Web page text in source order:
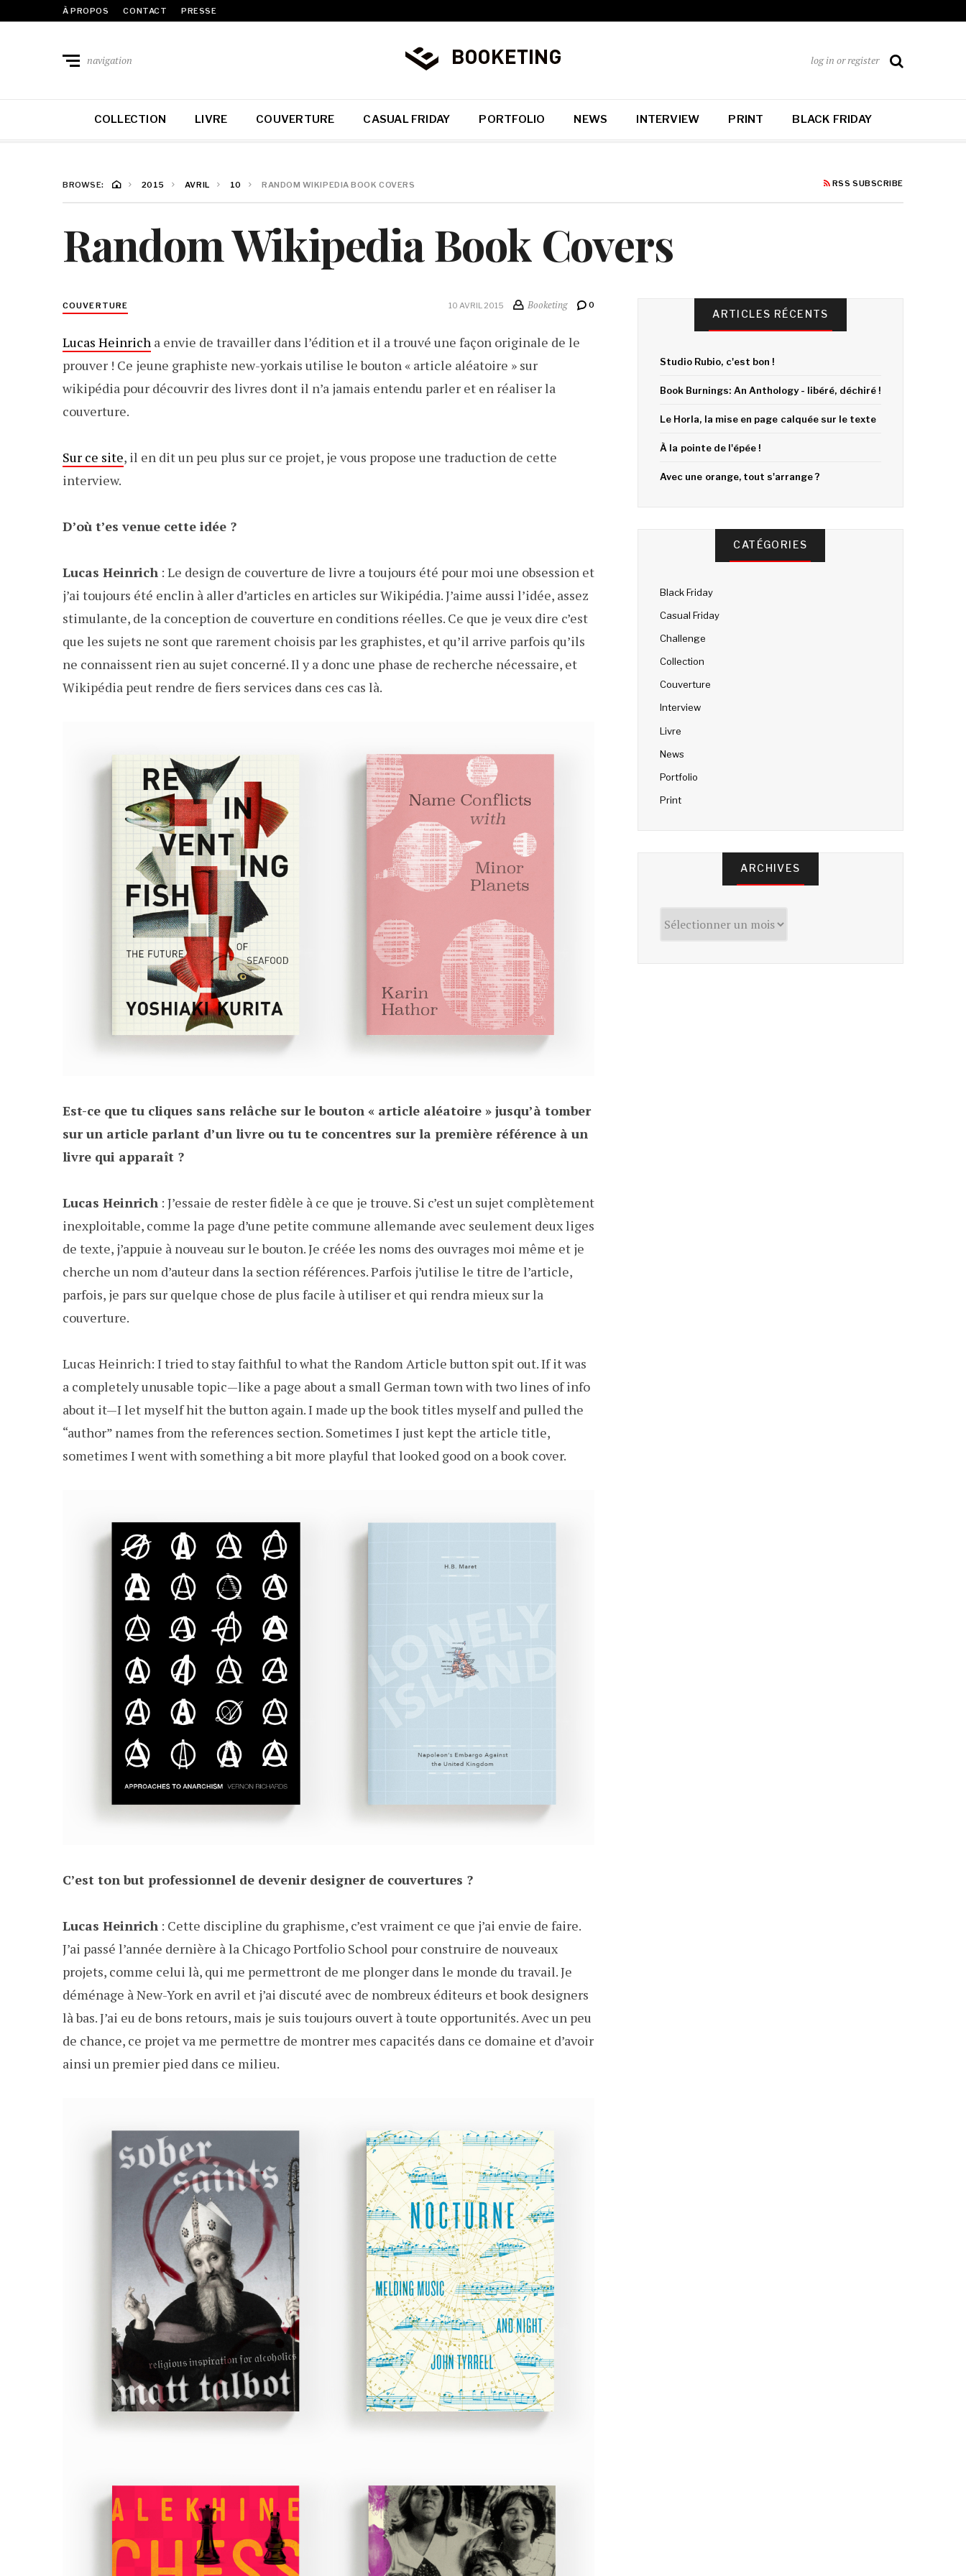
À PROPOS CONTACT PRESSE
navigation log in or register
COLLECTION LIVRE COUVERTURE CASUAL FRIDAY PORTFOLIO NEWS INTERVIEW PRINT BLACK FRIDAY
BROWSE: 2015 AVRIL 10 RANDOM WIKIPEDIA BOOK COVERS RSS SUBSCRIBE
Random Wikipedia Book Covers
COUVERTURE 10 AVRIL 2015 Booketing 0
Lucas Heinrich a envie de travailler dans l’édition et il a trouvé une façon originale de le
prouver ! Ce jeune graphiste new-yorkais utilise le bouton « article aléatoire » sur
wikipédia pour découvrir des livres dont il n’a jamais entendu parler et en réaliser la
couverture.
Sur ce site, il en dit un peu plus sur ce projet, je vous propose une traduction de cette
interview.
D’où t’es venue cette idée ?
Lucas Heinrich : Le design de couverture de livre a toujours été pour moi une obsession et
j’ai toujours été enclin à aller d’articles en articles sur Wikipédia. J’aime aussi l’idée, assez
stimulante, de la conception de couverture en conditions réelles. Ce que je veux dire c’est
que les sujets ne sont que rarement choisis par les graphistes, et qu’il arrive parfois qu’ils
ne connaissent rien au sujet concerné. Il y a donc une phase de recherche nécessaire, et
Wikipédia peut rendre de fiers services dans ces cas là.
Est-ce que tu cliques sans relâche sur le bouton « article aléatoire » jusqu’à tomber
sur un article parlant d’un livre ou tu te concentres sur la première référence à un
livre qui apparaît ?
Lucas Heinrich : J’essaie de rester fidèle à ce que je trouve. Si c’est un sujet complètement
inexploitable, comme la page d’une petite commune allemande avec seulement deux liges
de texte, j’appuie à nouveau sur le bouton. Je créée les noms des ouvrages moi même et je
cherche un nom d’auteur dans la section références. Parfois j’utilise le titre de l’article,
parfois, je pars sur quelque chose de plus facile à utiliser et qui rendra mieux sur la
couverture.
Lucas Heinrich: I tried to stay faithful to what the Random Article button spit out. If it was
a completely unusable topic—like a page about a small German town with two lines of info
about it—I let myself hit the button again. I made up the book titles myself and pulled the
“author” names from the references section. Sometimes I just kept the article title,
sometimes I went with something a bit more playful that looked good on a book cover.
C’est ton but professionnel de devenir designer de couvertures ?
Lucas Heinrich : Cette discipline du graphisme, c’est vraiment ce que j’ai envie de faire.
J’ai passé l’année dernière à la Chicago Portfolio School pour construire de nouveaux
projets, comme celui là, qui me permettront de me plonger dans le monde du travail. Je
déménage à New-York en avril et j’ai discuté avec de nombreux éditeurs et book designers
là bas. J’ai eu de bons retours, mais je suis toujours ouvert à toute opportunités. Avec un peu
de chance, ce projet va me permettre de montrer mes capacités dans ce domaine et d’avoir
ainsi un premier pied dans ce milieu.
ARTICLES RÉCENTS
Studio Rubio, c'est bon !
Book Burnings: An Anthology - libéré, déchiré !
Le Horla, la mise en page calquée sur le texte
À la pointe de l'épée !
Avec une orange, tout s'arrange ?
CATÉGORIES
Black Friday
Casual Friday
Challenge
Collection
Couverture
Interview
Livre
News
Portfolio
Print
ARCHIVES